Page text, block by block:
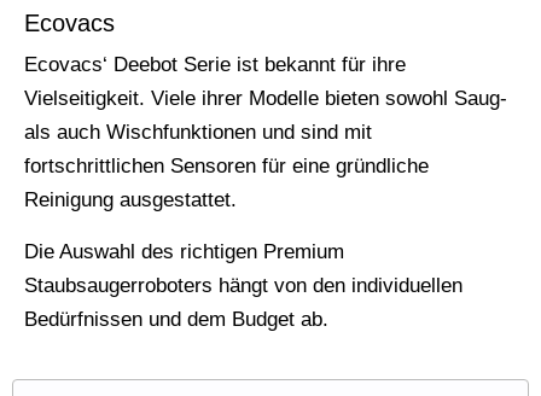
Ecovacs
Ecovacs‘ Deebot Serie ist bekannt für ihre
Vielseitigkeit. Viele ihrer Modelle bieten sowohl Saug-
als auch Wischfunktionen und sind mit
fortschrittlichen Sensoren für eine gründliche
Reinigung ausgestattet.
Die Auswahl des richtigen Premium
Staubsaugerroboters hängt von den individuellen
Bedürfnissen und dem Budget ab.